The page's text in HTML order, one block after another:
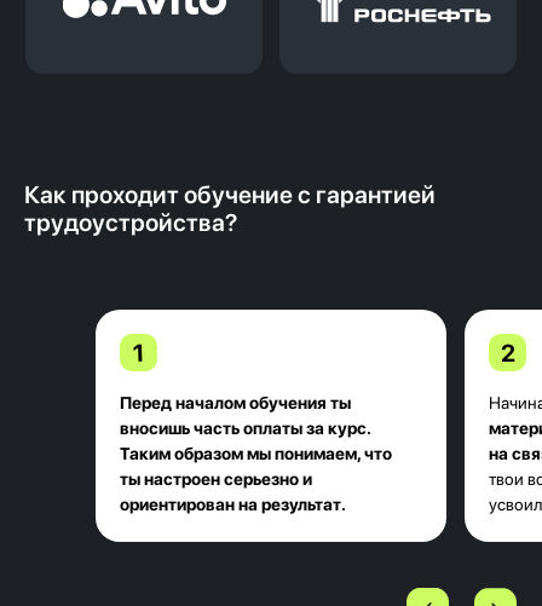
Как проходит обучение с гарантией
трудоустройства?
Перед началом обучения ты
вносишь часть оплаты за курс.
Таким образом мы понимаем, что
ты настроен серьезно и
ориентирован на результат.
1
на
твои
2
Мероприятия для студентов и
выпускников
Мы напрямую заинтересованы в том,
Все студенты Kata Academy
cтановятся частью нашего
комьюнити! Мы проводим закрытые